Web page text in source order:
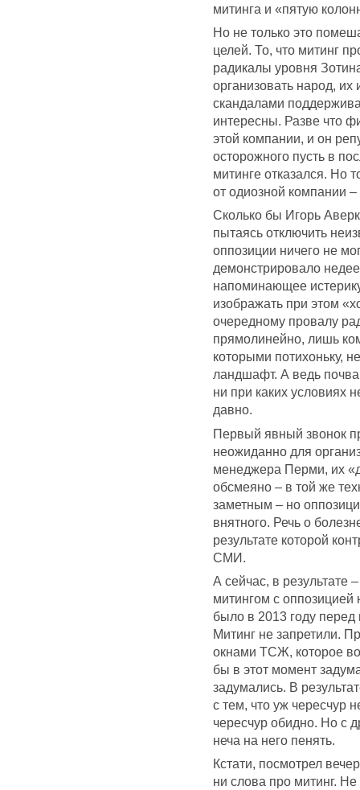
митинга и «пятую
Но не только это
целей. То, что митинг
радикалы уровня
организовать народ, их
скандалами
интересны. Разве что
этой компании, и он
осторожного пусть в
митинге отказался. Но
от одиозной компании –
Сколько бы Игорь
пытаясь отключить
оппозиции ничего не
демонстрировало
напоминающее
изображать при этом
очередному провалу
прямолинейно, лишь
которыми потихоньку,
ландшафт. А ведь
ни при каких условиях
давно.
Первый явный звонок
неожиданно для
менеджера Перми, их
обсмеяно – в той же
заметным – но
внятного. Речь о
результате которой
СМИ.
А сейчас, в результате
митингом с оппозицией
было в 2013 году
Митинг не запретили.
окнами ТСЖ, которое
бы в этот момент
задумались. В
с тем, что уж чересчур
чересчур обидно. Но с
неча на него пенять.
Кстати, посмотрел
ни слова про митинг.